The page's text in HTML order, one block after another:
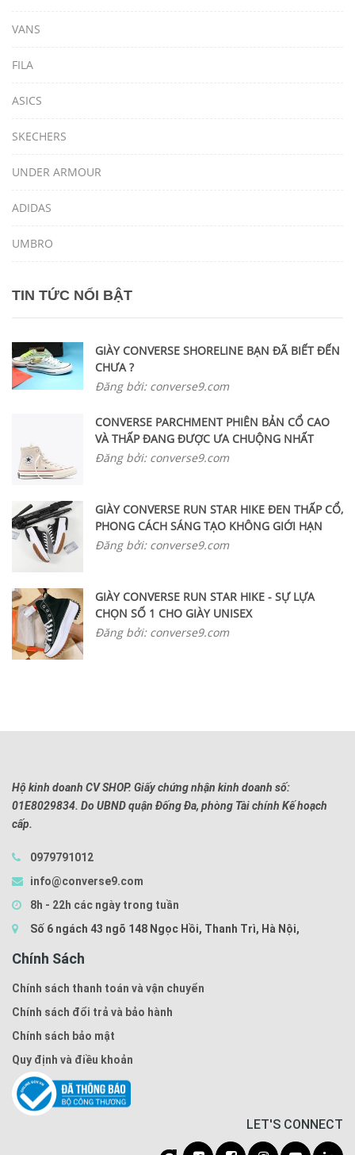
VANS
FILA
ASICS
SKECHERS
UNDER ARMOUR
ADIDAS
UMBRO
TIN TỨC NỔI BẬT
GIÀY CONVERSE SHORELINE BẠN ĐÃ BIẾT ĐẾN
CHƯA ?
Đăng bởi: converse9.com
CONVERSE PARCHMENT PHIÊN BẢN CỔ CAO
VÀ THẤP ĐANG ĐƯỢC ƯA CHUỘNG NHẤT
Đăng bởi: converse9.com
GIÀY CONVERSE RUN STAR HIKE ĐEN THẤP CỔ,
PHONG CÁCH SÁNG TẠO KHÔNG GIỚI HẠN
Đăng bởi: converse9.com
GIÀY CONVERSE RUN STAR HIKE - SỰ LỰA
CHỌN SỐ 1 CHO GIÀY UNISEX
Đăng bởi: converse9.com
Hộ kinh doanh CV SHOP. Giấy chứng nhận kinh doanh số:
01E8029834. Do UBND quận Đống Đa, phòng Tài chính Kế hoạch
cấp.
0979791012
info@converse9.com
8h - 22h các ngày trong tuần
Số 6 ngách 43 ngõ 148 Ngọc Hồi, Thanh Trì, Hà Nội,
Chính Sách
Chính sách thanh toán và vận chuyển
Chính sách đổi trả và bảo hành
Chính sách bảo mật
Quy định và điều khoản
LET'S CONNECT